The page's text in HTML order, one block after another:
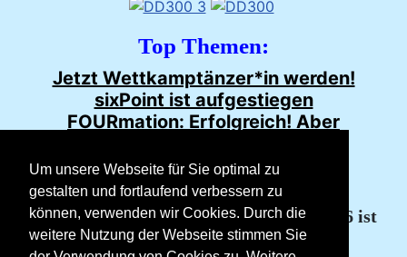
Um unsere Webseite für Sie optimal zu
gestalten und fortlaufend verbessern zu
können, verwenden wir Cookies. Durch die
weitere Nutzung der Webseite stimmen Sie
Top Themen:
Jetzt Wettkamptänzer*in werden!
sixPoint ist aufgestiegen
FOURmation: Erfolgreich! Aber
Nächstes Turnier:
Die Saison im JMC-Formationstanz 2026 ist
beendet